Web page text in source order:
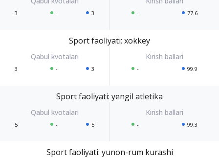
3 - 3 - 77.6
Sport faoliyati: xokkey
3 - 3 - 99.9
Sport faoliyati: yengil atletika
5 - 5 - 99.3
Sport faoliyati: yunon-rum kurashi